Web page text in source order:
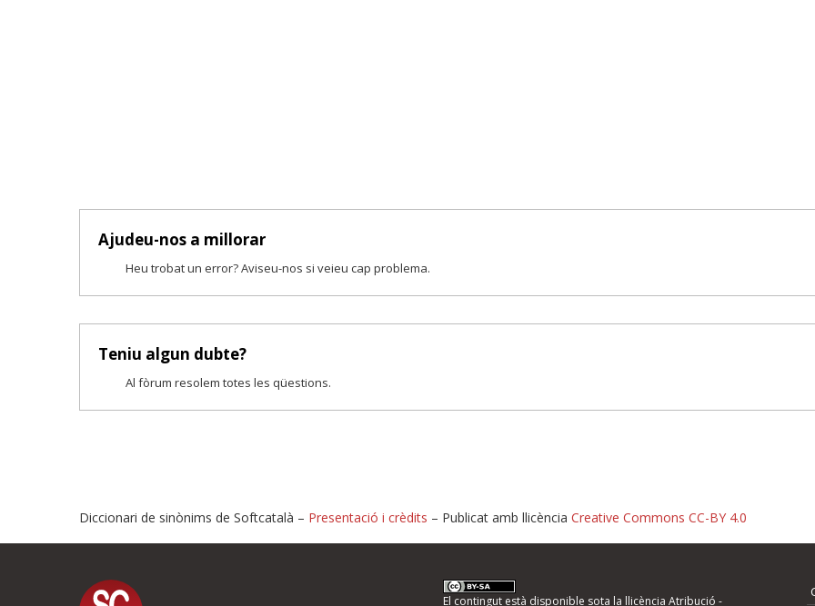
Ajudeu-nos a millorar
Heu trobat un error? Aviseu-nos si veieu cap problema.
Teniu algun dubte?
Al fòrum resolem totes les qüestions.
Proposeu-nos millores o informeu d'errors
Diccionari de sinònims de Softcatalà – Presentació i crèdits – Publicat amb llicència Creative Commons CC-BY 4.0
El contingut està disponible sota la llicència Atribució -